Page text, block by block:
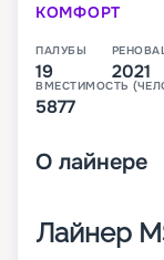
КОМФОРТ
ПАЛУБЫ
19 2021
ВМЕСТИМОСТЬ
5877
О лайнере
Лайнер